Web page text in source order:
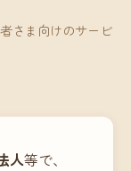
さま向けのサービ
人等で、